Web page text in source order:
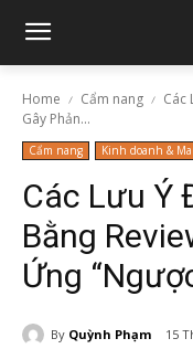
Home Cẩm nang
Các
Gây Phản...
Cẩm nang Kinh doanh &
Các Lưu Ý
Bằng
Ứng
By Quỳnh Phạm 15